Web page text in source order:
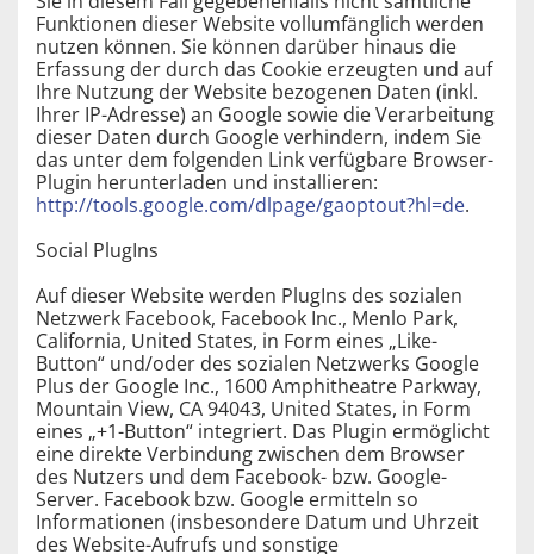
Funktionen dieser Website vollumfänglich werden
nutzen können. Sie können darüber hinaus die
Erfassung der durch das Cookie erzeugten und auf
Ihre Nutzung der Website bezogenen Daten (inkl.
Ihrer IP-Adresse) an Google sowie die Verarbeitung
dieser Daten durch Google verhindern, indem Sie
das unter dem folgenden Link verfügbare Browser-
Plugin herunterladen und installieren:
http://tools.google.com/dlpage/gaoptout?hl=de.
Social PlugIns
Auf dieser Website werden PlugIns des sozialen
Netzwerk Facebook, Facebook Inc., Menlo Park,
California, United States, in Form eines „Like-
Button“ und/oder des sozialen Netzwerks Google
Plus der Google Inc., 1600 Amphitheatre Parkway,
Mountain View, CA 94043, United States, in Form
eines „+1-Button“ integriert. Das Plugin ermöglicht
eine direkte Verbindung zwischen dem Browser
des Nutzers und dem Facebook- bzw. Google-
Server. Facebook bzw. Google ermitteln so
Informationen (insbesondere Datum und Uhrzeit
des Website-Aufrufs und sonstige